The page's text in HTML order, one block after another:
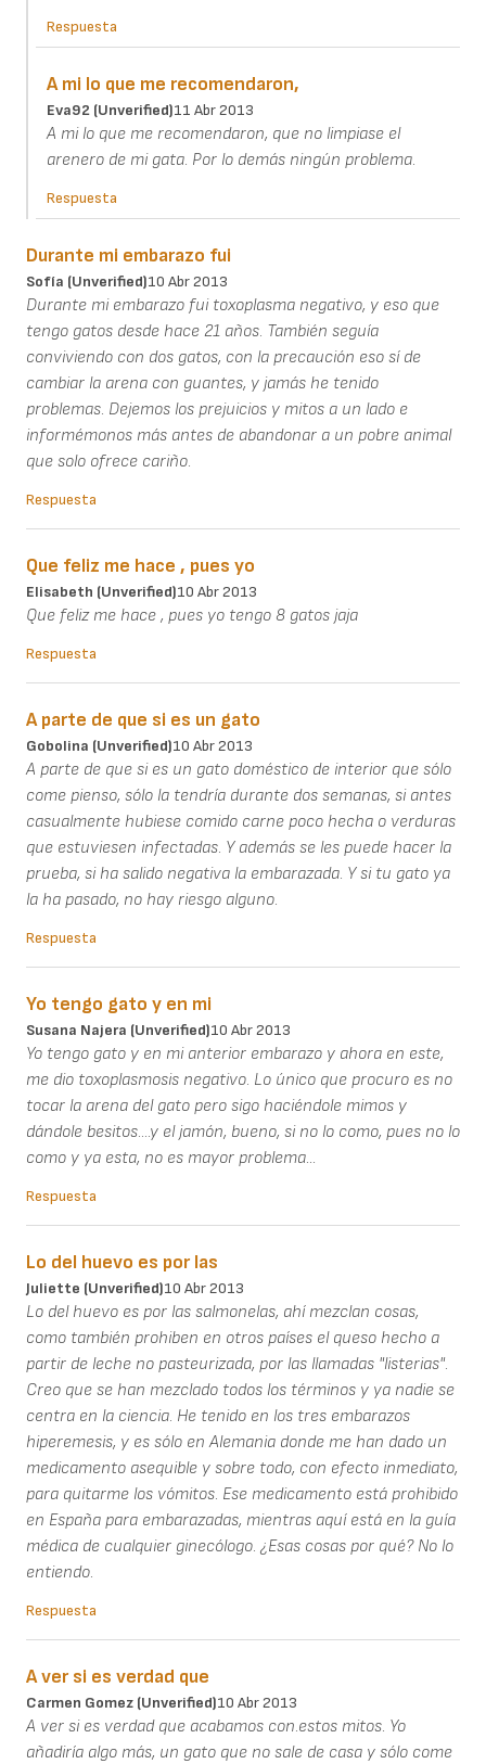
Respuesta
A mi lo que me recomendaron,
Eva92 (unverified)11 Abr 2013
A mi lo que me recomendaron, que no limpiase el
arenero de mi gata. Por lo demás ningún problema.
Respuesta
Durante mi embarazo fui
Sofía (unverified)10 Abr 2013
Durante mi embarazo fui toxoplasma negativo, y eso que
tengo gatos desde hace 21 años. También seguía
conviviendo con dos gatos, con la precaución eso sí de
cambiar la arena con guantes, y jamás he tenido
problemas. Dejemos los prejuicios y mitos a un lado e
informémonos más antes de abandonar a un pobre animal
que solo ofrece cariño.
Respuesta
Que feliz me hace , pues yo
Elisabeth (unverified)10 Abr 2013
Que feliz me hace , pues yo tengo 8 gatos jaja
Respuesta
A parte de que si es un gato
Gobolina (unverified)10 Abr 2013
A parte de que si es un gato doméstico de interior que sólo
come pienso, sólo la tendría durante dos semanas, si antes
casualmente hubiese comido carne poco hecha o verduras
que estuviesen infectadas. Y además se les puede hacer la
prueba, si ha salido negativa la embarazada. Y si tu gato ya
la ha pasado, no hay riesgo alguno.
Respuesta
Yo tengo gato y en mi
Susana Najera (unverified)10 Abr 2013
Yo tengo gato y en mi anterior embarazo y ahora en este,
me dio toxoplasmosis negativo. Lo único que procuro es no
tocar la arena del gato pero sigo haciéndole mimos y
dándole besitos....y el jamón, bueno, si no lo como, pues no lo
como y ya esta, no es mayor problema...
Respuesta
Lo del huevo es por las
Juliette (unverified)10 Abr 2013
Lo del huevo es por las salmonelas, ahí mezclan cosas,
como también prohiben en otros países el queso hecho a
partir de leche no pasteurizada, por las llamadas "listerias".
Creo que se han mezclado todos los términos y ya nadie se
centra en la ciencia. He tenido en los tres embarazos
hiperemesis, y es sólo en Alemania donde me han dado un
medicamento asequible y sobre todo, con efecto inmediato,
para quitarme los vómitos. Ese medicamento está prohibido
en España para embarazadas, mientras aquí está en la guía
médica de cualquier ginecólogo. ¿Esas cosas por qué? No lo
entiendo.
Respuesta
A ver si es verdad que
Carmen Gomez (unverified)10 Abr 2013
A ver si es verdad que acabamos con.estos mitos. Yo
añadiría algo más, un gato que no sale de casa y sólo come